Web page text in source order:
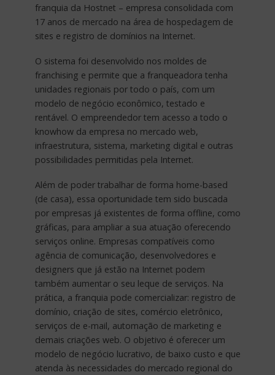
franquia da Hostnet – empresa consolidada com
17 anos de mercado na área de hospedagem de
sites e registro de domínios na Internet.
O sistema foi desenvolvido nos moldes de
franchising e permite que a franqueadora tenha
unidades regionais por todo o país, com um
modelo de negócio econômico, testado e
rentável. O empreendedor tem acesso a todo o
knowhow da empresa no mercado web,
infraestrutura, sistema, marketing digital e outras
possibilidades permitidas pela Internet.
Além de poder trabalhar de forma home-based
(de casa), essa oportunidade tem sido buscada
por empresas já existentes de forma offline, como
gráficas, para ampliar a sua atuação oferecendo
serviços online. Empresas compatíveis como
agência de comunicação, desenvolvedores e
designers que já estão na Internet podem
também aumentar o seu leque de serviços. Na
prática, a franquia pode comercializar: registro de
domínio, criação de sites, comércio eletrônico,
serviços de e-mail, automação de marketing e
demais criações web. O objetivo é oferecer um
modelo de negócio lucrativo, de baixo custo e que
atenda às necessidades do mercado regional do